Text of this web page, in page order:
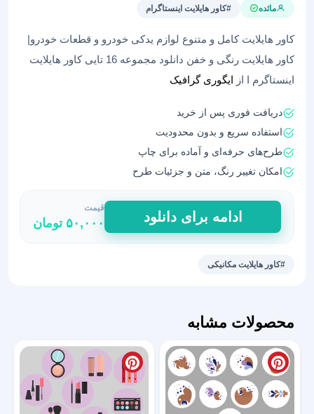
مائده #کاور هایلایت اینستاگرام
کاور هایلایت کامل و متنوع لوازم یدکی خودرو و قطعات خودرو|
کاور هایلایت رنگی و خفن دانلود مجموعه 16 تایی کاور هایلایت
اینستاگرم ا از
ایگوری گرافیک
دریافت فوری پس از خرید
استفاده سریع و بدون محدودیت
طرح‌های حرفه‌ای و آماده برای چاپ
امکان تغییر رنگ، متن و جزئیات طرح
کاور
هایلایت
استوری
مکانیکی
ادامه برای دانلود
قیمت
۵۰,۰۰۰ تومان
#کاور هایلایت مکانیکی
محصولات مشابه